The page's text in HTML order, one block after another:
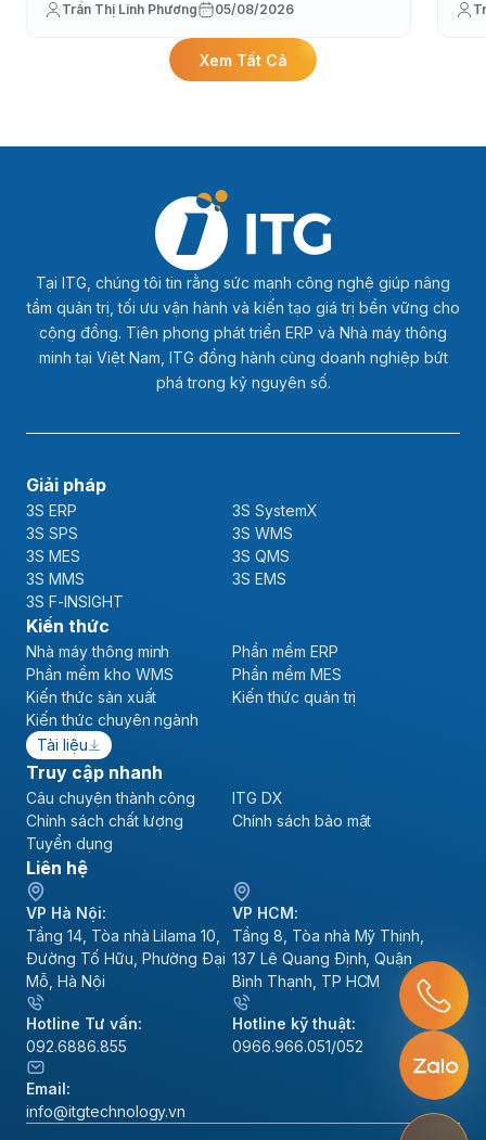
Trần Thị Linh Phương 05/08/2026
Xem Tất Cả
Tại ITG, chúng tôi tin rằng sức mạnh công nghệ giúp nâng
tầm quản trị, tối ưu vận hành và kiến tạo giá trị bền vững cho
cộng đồng. Tiên phong phát triển ERP và Nhà máy thông
minh tại Việt Nam, ITG đồng hành cùng doanh nghiệp bứt
phá trong kỷ nguyên số.
Giải pháp
3S ERP
3S SystemX
3S SPS
3S WMS
3S MES
3S QMS
3S MMS
3S EMS
3S F-INSIGHT
Kiến thức
Nhà máy thông minh
Phần mềm ERP
Phần mềm kho WMS
Phần mềm MES
Kiến thức sản xuất
Kiến thức quản trị
Kiến thức chuyên ngành
Tài liệu
Truy cập nhanh
Câu chuyện thành công
ITG DX
Chính sách chất lượng
Chính sách bảo mật
Tuyển dụng
Liên hệ
VP Hà Nội:
Tầng 14, Tòa nhà Lilama 10,
Đường Tố Hữu, Phường Đại
Mỗ, Hà Nội
VP HCM:
Tầng 8, Tòa nhà Mỹ Thịnh,
137 Lê Quang Định, Quận
Bình Thạnh, TP HCM
Hotline Tư vấn:
092.6886.855
Hotline kỹ thuật:
0966.966.051/052
Email:
info@itgtechnology.vn